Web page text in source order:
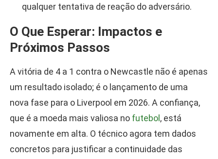
qualquer tentativa de reação do adversário.
O Que Esperar: Impactos e
Próximos Passos
A vitória de 4 a 1 contra o Newcastle não é apenas
um resultado isolado; é o lançamento de uma
nova fase para o Liverpool em 2026. A confiança,
que é a moeda mais valiosa no futebol , está
novamente em alta. O técnico agora tem dados
concretos para justificar a continuidade das